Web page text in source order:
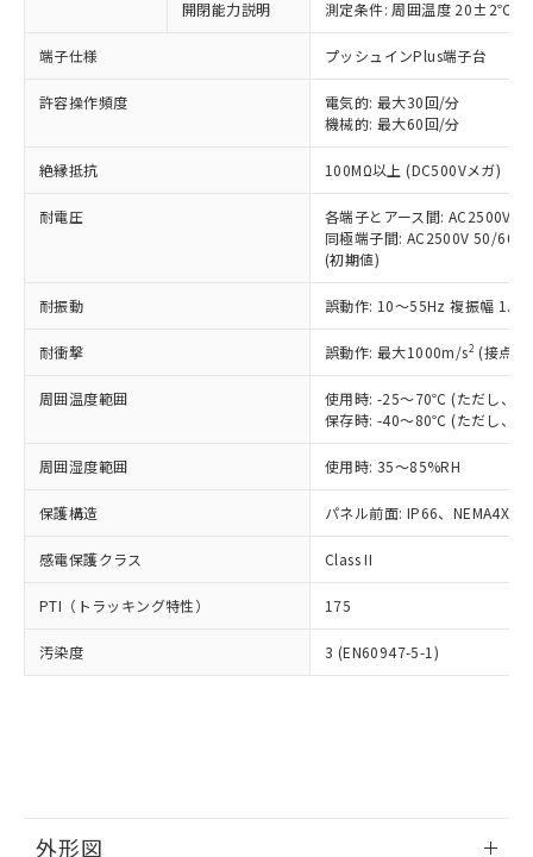
開閉能力説明 測定条件: 周囲温度 20±2℃、
端子仕様 プッシュインPlus端子台
許容操作頻度
電気的: 最大30回/分
機械的: 最大60回/分
絶縁抵抗 100MΩ以上 (DC500Vメガ)
耐電圧
各端子とアース間: AC2500V
同極端子間: AC2500V 50/
(初期値)
耐振動 誤動作: 10～55Hz 複振幅
耐衝撃 誤動作: 最大1000m/s2 (接点
周囲温度範囲
使用時: -25～70℃ (ただし、氷
保存時: -40～80℃ (ただし、氷
周囲湿度範囲 使用時: 35～85%RH
保護構造 パネル前面: IP66、NEMA4X,
感電保護クラス Class II
PTI（トラッキング特性） 175
汚染度 3 (EN60947-5-1)
外形図
以下の条件をお読みいただき、同意のうえ
ご利用ください。
本サービスは、当社制御機器事業取扱
商品の当社在庫状況および標準価格
(税抜)を提供させていただくもので
当社制御機器事業取扱商品の中には、
本サービスの対象外となる商品もある
ことをご了承ください。
在庫状況および標準価格照会結果は、
記載している更新日時点での社内デー
タに基づき作成されるものであり、閲
覧された時点での実際の在庫および標
準価格とは異なる場合があることをご
正式な納期状況および標準価格はお客
様のお取引先、またはお客様担当のオ
ムロン制御機器販売店・当社販売員に
オムロン制御機器販売店や当社販売拠
点は「
販売ネットワーク
」をご確認
在庫状況および標準価格結果を当社の
事前の承諾なく第三者に漏洩または開
示しないようお願いします。
マイパーツ機能（部品リスト作成サー
および当社の共同利用者が、当社の製
対応予定なし：EU RoHS指令（10物質）の
非含有に非対応の商品で、対応品を出す予
定はありません。
非含有の対応状況を調査中または確認中の
非該当品：ライセンス料など無形物で、有
害物質有無と関係のない商品です。
仕入先様の事情により、非含有部品として
いたものが、含有品と判明した場合などや
むを得ず変更することがあります。
鉛(Pb) 1000ppm以下、 水銀(Hg) 1000ppm以下、 カド
(PBDE) 1000ppm以下、フタル酸ビス(2-エチルヘキシ
ル) (DEHP)(別名：DOP) 1000ppm以下、フタル酸ブチ
ルベンジル（BBP） 1000ppm以下、フタル酸ジブチル
（DBP） 1000ppm以下、フタル酸ジイソブチル
(DIBP) 1000ppm以下
但し、RoHS指令で産業用監視および制御機器に対する
適用除外項目は除く。
※2 対応予定月
部品在庫の切り替え状況などにより、予定
下記の非含有証明書をダウンロードするこ
※1 中国RoHS○×表
「○」：最大均質材料含有率が中国RoHSの
基準値以下であることを示します。
「×」：最大均質材料含有率が中国RoHSの
基準値を超えていることを示します。
「－」：未確認です。当社販売部門へお問
*中国RoHS10物質の基準値 (GB/T26572)：
Pb(鉛) :1000ppm、 Hg(水銀) : 1000ppm、 Cd(カドミウ
Cr(Ⅵ)(六価クロム) : 1000ppm、 PBBs(ポリ臭化ビフェ
ニル類) : 1000ppm、 PBDEs(ポリ臭化ジフェニルエーテ
DBP(フタル酸ジブチル) : 1000ppm、 DIBP(フタル酸ジ
イソブチル) : 1000ppm、 BBP(フタル酸ブチルベンジ
ル) : 1000ppm、
DEHP(フタル酸ビス(2-エチルヘキシル)) : 1000ppm
※2 環境保護使用期限
「ｅ」：有害物質（10物質）のすべてが基
「10」：通常の使用状況下において有害物
当社は、これら貴社製品のうち、外国
為替および外国貿易法に定める商品
（以下｢規制貨物等」という）を輸出
または国外への提供する場合は、日本
国政府の輸出許可(または役務取引許
当社は規制貨物を破棄する場合は、完
全に破砕するなど、違法に輸出されな
いよう必要な手段を講じます。
当社は貴社製品を、核兵器、ミサイ
ル、化学兵器、生物兵器またはその他
武器並びにこれらの製造装置等に一切
使用いたしません。
当社は、貴社製品を第三者に販売する
場合は、上記1、2および3の内容を当
該第三者に通知します。また当社は、
販売先および販売に係わる関係者が違
○ 一定数以上の在庫あり
△ 一定数には満たないが在庫あり
在庫なし(最新の在庫状況につ
たはお客様担当のオムロン制御
機器販売店・当社販売員にご確
空
受注生産機種、また在庫状況の